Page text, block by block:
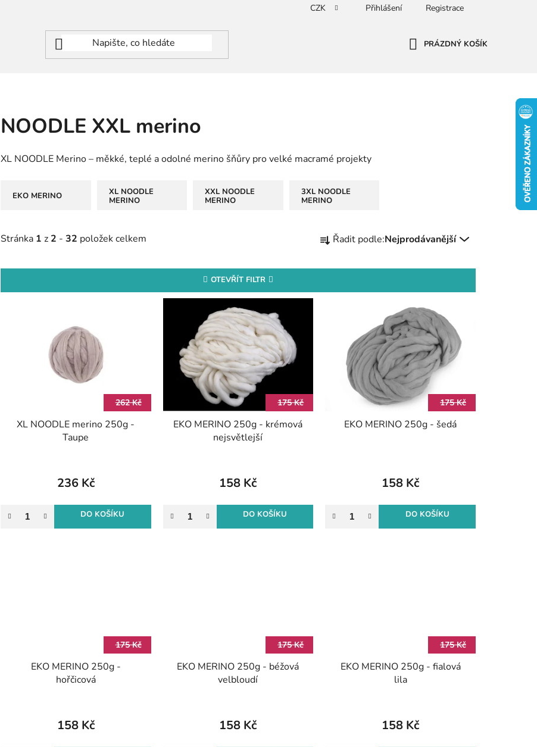
CZK Přihlášení Registrace
NÁKUPNÍ
PRÁZDNÝ KOŠÍK
NOODLE XXL merino
XL NOODLE Merino – měkké, teplé a odolné merino šňůry pro velké macramé projekty
EKO MERINO
XL NOODLE
MERINO
XXL NOODLE
MERINO
3XL NOODLE
MERINO
Stránka 1 z 2 - 32 položek celkem
a
n
Řadit podle:Nejprodávanější
OTEVŘÍT FILTR
262 Kč
XL NOODLE merino 250g -
Taupe
236 Kč
DO KOŠÍKU
175 Kč
EKO MERINO 250g - krémová
nejsvětlejší
158 Kč
DO KOŠÍKU
175 Kč
EKO MERINO 250g - šedá
158 Kč
DO KOŠÍKU
175 Kč
EKO MERINO 250g -
hořčicová
158 Kč
175 Kč
EKO MERINO 250g - béžová
velbloudí
158 Kč
175 Kč
EKO MERINO 250g - fialová
lila
158 Kč